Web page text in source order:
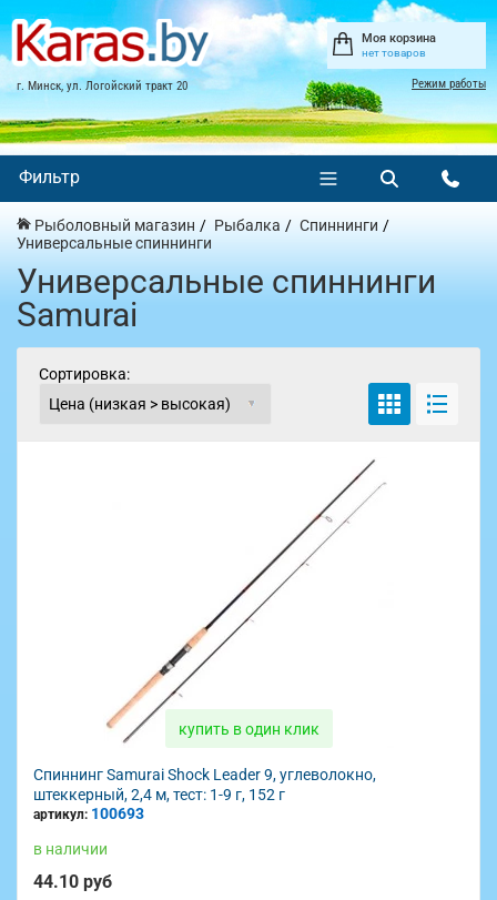
г. Минск, ул. Логойский тракт 20
Моя корзина
нет товаров
Режим работы
Фильтр
Рыболовный магазин Рыбалка
Спиннинги
Универсальные спиннинги
Универсальные спиннинги
Samurai
Сортировка:
купить в один клик
Спиннинг Samurai Shock Leader 9, углеволокно,
штеккерный, 2,4 м, тест: 1-9 г, 152 г
артикул: 100693
в наличии
44.10 руб